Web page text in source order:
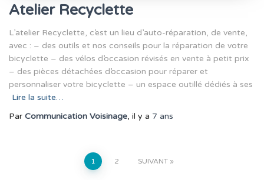
Atelier Recyclette
L’atelier Recyclette, c’est un lieu d’auto-réparation, de vente,
avec : – des outils et nos conseils pour la réparation de votre
bicyclette – des vélos d’occasion révisés en vente à petit prix
– des pièces détachées d’occasion pour réparer et
personnaliser votre bicyclette – un espace outillé dédiés à ses
Lire la suite…
Par Communication Voisinage, il y a 7 ans
Pagination1 2 SUIVANT